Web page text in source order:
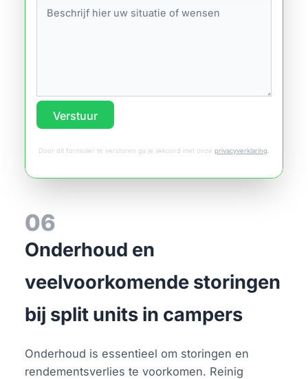
Verstuur
Door dit formulier te versturen ga je akkoord met onze privacyverklaring
06
Onderhoud en
veelvoorkomende storingen
bij split units in campers
Onderhoud is essentieel om storingen en
rendementsverlies te voorkomen. Reinig